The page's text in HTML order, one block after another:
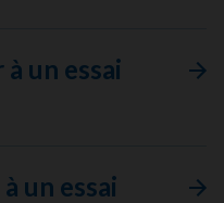
un essai
un essai